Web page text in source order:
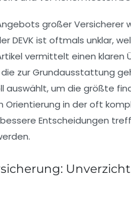
großer Versicherer
DEVK ist oftmals unklar,
vermittelt einen klaren
zur Grundausstattung
auswählt, um die größte
Orientierung in der oft
Entscheidungen